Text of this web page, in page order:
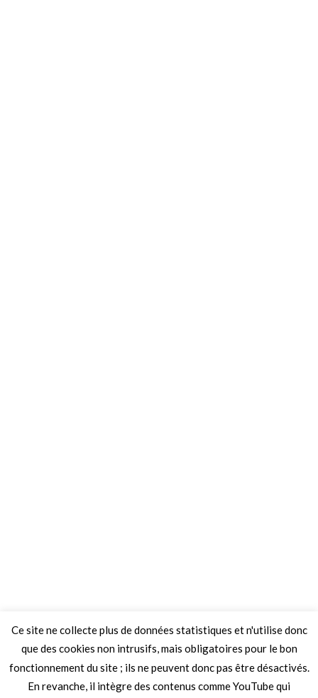
Ce site ne collecte plus de données statistiques et n'utilise donc
que des cookies non intrusifs, mais obligatoires pour le bon
fonctionnement du site ; ils ne peuvent donc pas être désactivés.
En revanche, il intègre des contenus comme YouTube qui